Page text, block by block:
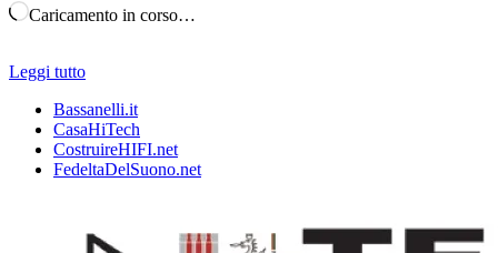
Caricamento in corso…
Leggi tutto
Bassanelli.it
CasaHiTech
CostruireHIFI.net
FedeltaDelSuono.net